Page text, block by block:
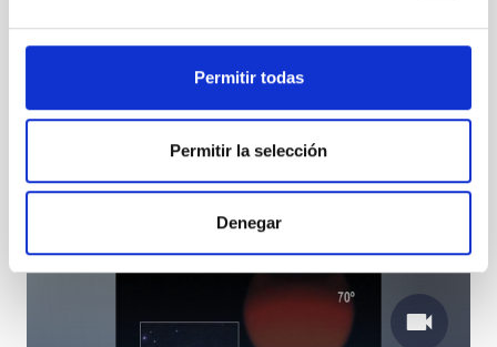
Permitir todas
Permitir la selección
Denegar
Ignacio Trujillo, investigador del IAC.